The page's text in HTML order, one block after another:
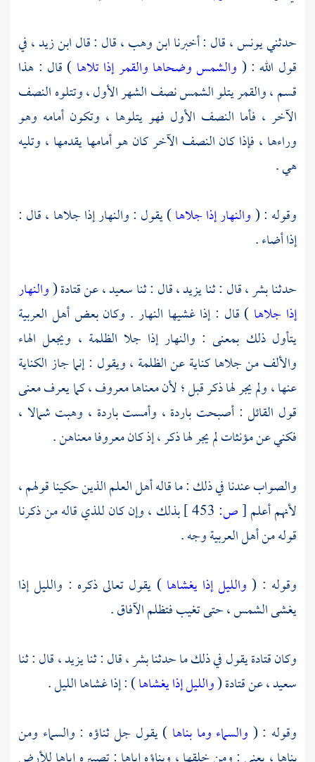
حدثنييونس ،قال : أخبرناابن وهب ،قال : قالابن زيد ،في
قول الله : ( والشمس وضحاها والقمر إذا تلاها ) قال : هذا
قسم ، والقمر يتلو الشمس نصف الشهر الأول ، وتتلوه النصف
الآخر ، فأما النصف الأول فهو يتلوها ، وتكون أمامه وهو
وراءها ، فإذا كان النصف الآخر كان هو أمامها يقدمها ، وتليه
هي .
وقوله : (والنهار إذا جلاها) يقول : والنهار إذا جلاها ، قال :
إذا أضاء .
حدثنابشر ،قال : ثنايزيد ،قال : ثناسعيد ،عنقتادة(والنهار
إذا جلاها ) قال : إذا غشيها النهار . وكان بعض أهل العربية
يتأول ذلك بمعنى : والنهار إذا جلا الظلمة ، ويجعل الهاء
والألف من جلاها كناية عن الظلمة ، ويقول : إنما جاز الكناية
عنها ، ولم يجر لها ذكر قبل ؛ لأن معناها معروف ، كما يعرف معنى
قول القائل : أصبحت باردة ، وأمست باردة ، وهبت شمالا ،
فكني عن مؤنثات لم يجر لها ذكر ، إذ كان معروفا معناهن .
والصواب عندنا في ذلك : ما قاله أهل العلم الذين حكينا قولهم ،
لأنهم أعلم[ص:
بذلك ، وإن كان للذي قاله من ذكرنا
قوله من أهل العربية وجه .
وقوله : ( والليل إذا يغشاها) يقول تعالى ذكره : والليل إذا
يغشى الشمس ، حتى تغيب فتظلم الآفاق .
وكانقتادةيقول في ذلك ما حدثنابشر ،قال : ثنايزيد ،قال : ثنا
سعيد ،عنقتادة(والليل إذا يغشاها) : إذا غشاها الليل .
وقوله : ( والسماء وما بناها ) يقول جل ثناؤه : والسماء ومن